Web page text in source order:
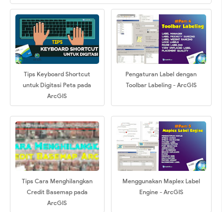
Tips Keyboard Shortcut
untuk Digitasi Peta pada
ArcGIS
Pengaturan Label dengan
Toolbar Labeling - ArcGIS
Tips Cara Menghilangkan
Credit Basemap pada
ArcGIS
Menggunakan Maplex Label
Engine - ArcGIS